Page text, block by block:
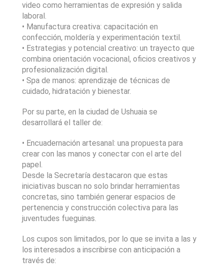
video como herramientas de expresión y salida
laboral.
• Manufactura creativa: capacitación en
confección, moldería y experimentación textil.
• Estrategias y potencial creativo: un trayecto que
combina orientación vocacional, oficios creativos y
profesionalización digital.
• Spa de manos: aprendizaje de técnicas de
cuidado, hidratación y bienestar.
Por su parte, en la ciudad de Ushuaia se
desarrollará el taller de:
• Encuadernación artesanal: una propuesta para
crear con las manos y conectar con el arte del
papel.
Desde la Secretaría destacaron que estas
iniciativas buscan no solo brindar herramientas
concretas, sino también generar espacios de
pertenencia y construcción colectiva para las
juventudes fueguinas.
Los cupos son limitados, por lo que se invita a las y
los interesados a inscribirse con anticipación a
través de: